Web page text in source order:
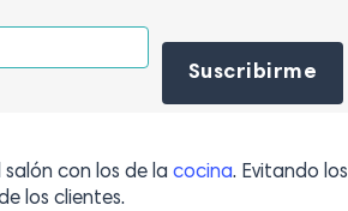
Por favor, deja este campo vacío.
con los de la cocina. Evitando los
los clientes.